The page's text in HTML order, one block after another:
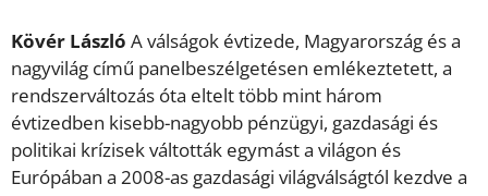
Kövér László A válságok évtizede, Magyarország és a
nagyvilág című panelbeszélgetésen emlékeztetett, a
rendszerváltozás óta eltelt több mint három
évtizedben kisebb-nagyobb pénzügyi, gazdasági és
politikai krízisek váltották egymást a világon és
Európában a 2008-as gazdasági világválságtól kezdve a